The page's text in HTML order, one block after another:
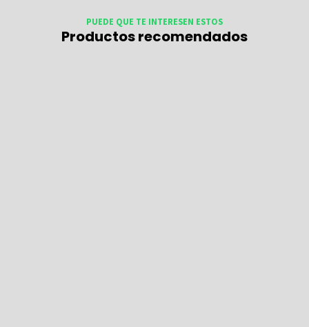
PUEDE QUE TE INTERESEN ESTOS
Productos recomendados